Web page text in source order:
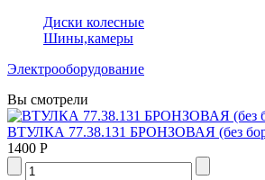
Диски колесные
Шины,камеры
Электрооборудование
Вы смотрели
ВТУЛКА 77.38.131 БРОНЗОВАЯ (без
1400 Р